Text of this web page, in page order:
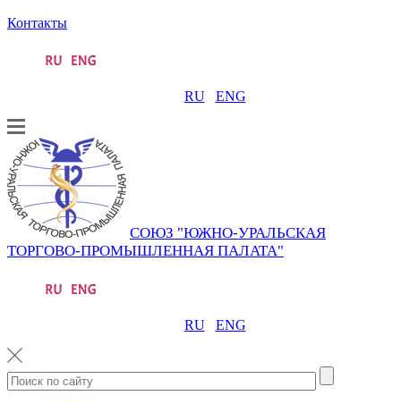
Контакты
RU ENG
СОЮЗ "ЮЖНО-УРАЛЬСКАЯ
ТОРГОВО-ПРОМЫШЛЕННАЯ ПАЛАТА"
RU ENG